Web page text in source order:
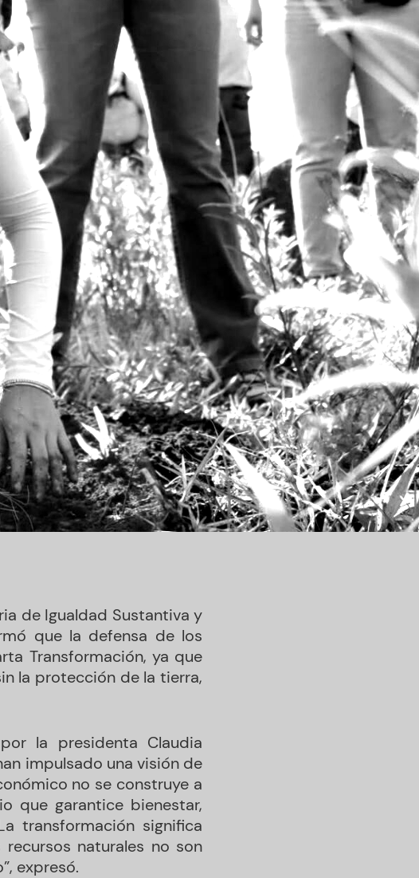
de Igualdad Sustantiva y
que la defensa de los
Transformación, ya que
la protección de la tierra,
la presidenta Claudia
impulsado una visión de
no se construye a
que garantice bienestar,
transformación significa
naturales no son
expresó.